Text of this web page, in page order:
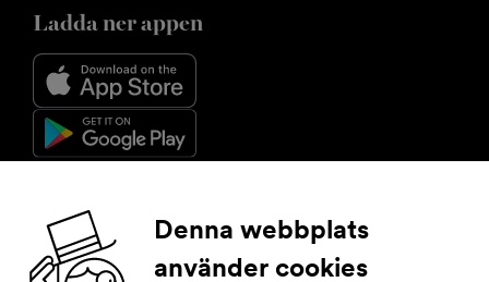
Ladda ner appen
Följ oss
Denna webbplats
använder cookies